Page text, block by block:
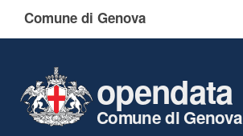
Comune di Genova
opendata
Comune di Genova